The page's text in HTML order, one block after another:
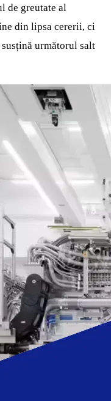
de greutate al
din lipsa cererii, ci
următorul salt